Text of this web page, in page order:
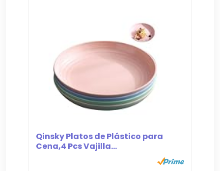
Qinsky Platos de Plástico para
Cena,4 Pcs Vajilla...